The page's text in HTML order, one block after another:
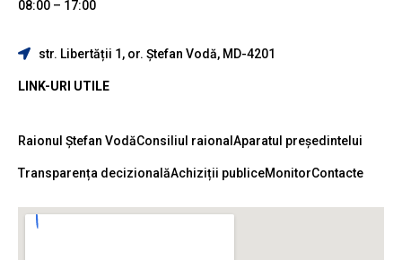
08:00 – 17:00
str. Libertății 1, or. Ștefan Vodă, MD-4201
LINK-URI UTILE
Raionul Ștefan VodăConsiliul raionalAparatul președintelui
Transparența decizionalăAchiziții publiceMonitorContacte